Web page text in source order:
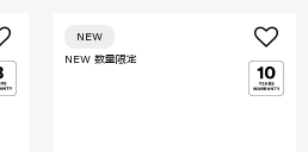
NEW 数量限定
NEW